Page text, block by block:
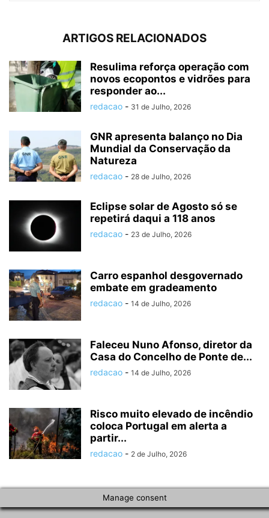
ARTIGOS RELACIONADOS
Resulima reforça operação com
novos ecopontos e vidrões para
responder ao...
redacao - 31 de Julho, 2026
GNR apresenta balanço no Dia
Mundial da Conservação da
Natureza
redacao - 28 de Julho, 2026
Eclipse solar de Agosto só se
repetirá daqui a 118 anos
redacao - 23 de Julho, 2026
Carro espanhol desgovernado
embate em gradeamento
redacao - 14 de Julho, 2026
Faleceu Nuno Afonso, diretor da
Casa do Concelho de Ponte de...
redacao - 14 de Julho, 2026
Risco muito elevado de incêndio
coloca Portugal em alerta a
partir...
redacao - 2 de Julho, 2026
Manage consent